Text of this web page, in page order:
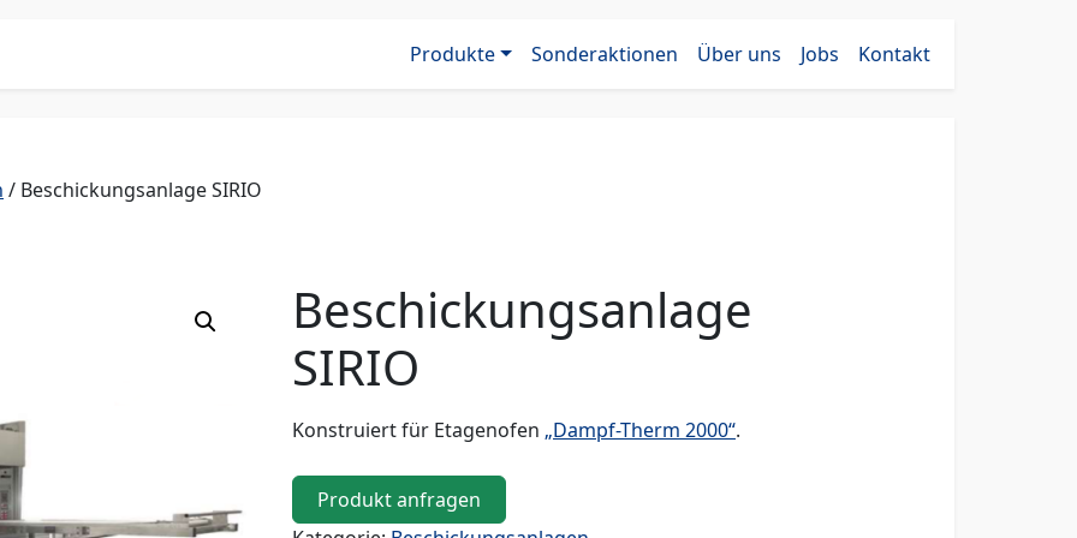
Produkte Sonderaktionen Über uns Jobs Kontakt
/ Beschickungsanlage SIRIO
Beschickungsanlage
SIRIO
Konstruiert für Etagenofen „Dampf-Therm 2000“.
Produkt anfragen